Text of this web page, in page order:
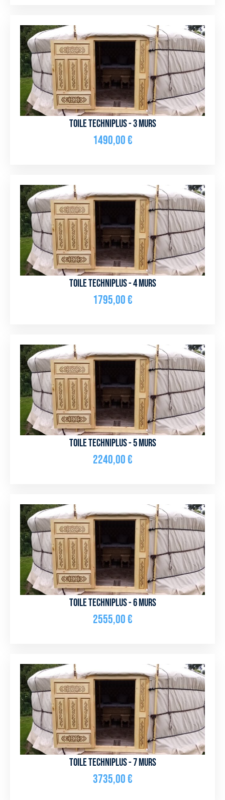
Toile Techniplus - 3 murs
1490,00€
Toile Techniplus - 4 murs
1795,00€
Toile Techniplus - 5 murs
2240,00€
Toile Techniplus - 6 murs
2555,00€
Toile Techniplus - 7 murs
3735,00€